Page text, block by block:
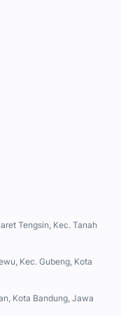
Tengsin, Kec. Tanah
Kec. Gubeng, Kota
Kota Bandung, Jawa